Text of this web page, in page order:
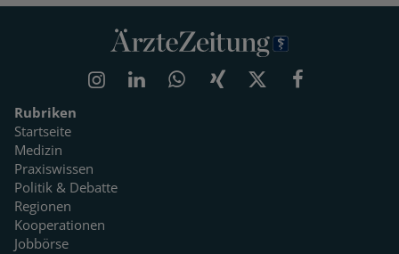
Rubriken
Startseite
Medizin
Praxiswissen
Politik & Debatte
Regionen
Kooperationen
Jobbörse